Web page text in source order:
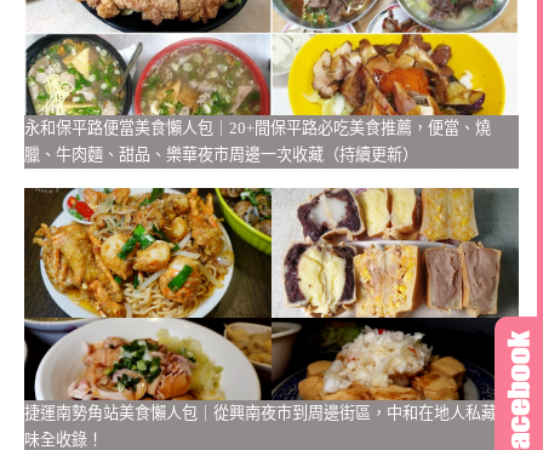
永和保平路便當美食懶人包｜20+間保平路必吃美食推薦，便當、燒
臘、牛肉麵、甜品、樂華夜市周邊一次收藏（持續更新）
捷運南勢角站美食懶人包｜從興南夜市到周邊街區，中和在地人私藏美
味全收錄！